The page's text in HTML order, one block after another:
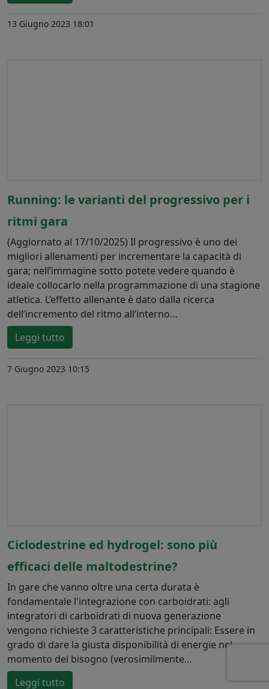
13 Giugno 2023 18:01
Running: le varianti del progressivo per i
ritmi gara
(Aggiornato al 17/10/2025) Il progressivo è uno dei
migliori allenamenti per incrementare la capacità di
gara; nell’immagine sotto potete vedere quando è
ideale collocarlo nella programmazione di una stagione
atletica. L’effetto allenante è dato dalla ricerca
dell’incremento del ritmo all’interno…
Leggi tutto
7 Giugno 2023 10:15
Ciclodestrine ed hydrogel: sono più
efficaci delle maltodestrine?
In gare che vanno oltre una certa durata è
fondamentale l'integrazione con carboidrati: agli
integratori di carboidrati di nuova generazione
vengono richieste 3 caratteristiche principali: Essere in
grado di dare la giusta disponibilità di energie nel
momento del bisogno (verosimilmente…
Leggi tutto